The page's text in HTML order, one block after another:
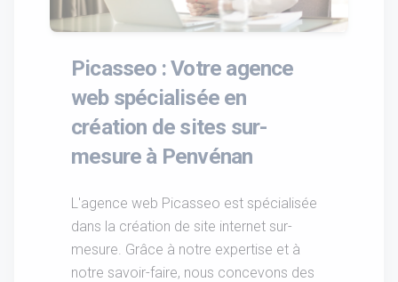
Picasseo : Votre agence
web spécialisée en
création de sites sur-
mesure à Penvénan
L'agence web Picasseo est spécialisée
dans la création de site internet sur-
mesure. Grâce à notre expertise et à
notre savoir-faire, nous concevons des